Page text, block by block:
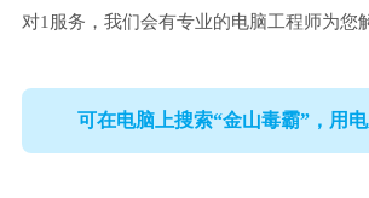
对1服务，我们会有专业的电脑工程师为您
可在电脑上搜索“金山毒霸”，用